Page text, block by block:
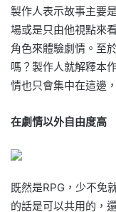
製作人表示故事主要
場或是只由他視點來
角色來體驗劇情。至
嗎？製作人就解釋本
情也只會集中在這邊
在劇情以外自由度高
既然是RPG，少不免
的話是可以共用的，